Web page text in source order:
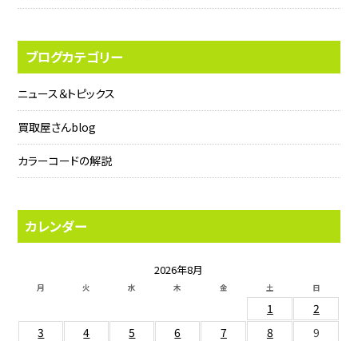
ブログカテゴリー
ニュース＆トピックス
買取屋さんblog
カラーコードの解説
カレンダー
2026年8月
月 火 水 木 金 土 日
1
2
3
4 5 6 7 8
9